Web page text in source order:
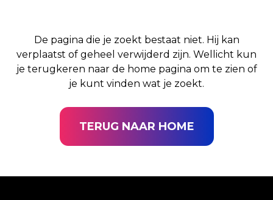
De pagina die je zoekt bestaat niet. Hij kan
verplaatst of geheel verwijderd zijn. Wellicht kun
je terugkeren naar de home pagina om te zien of
je kunt vinden wat je zoekt.
TERUG NAAR HOME